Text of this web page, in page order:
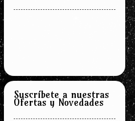
Suscríbete a nuestras
Ofertas y Novedades